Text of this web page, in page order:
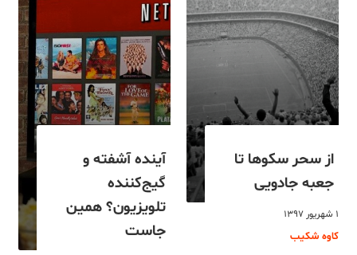
از سحر سکوها تا
جعبه جادویی
۱ شهریور ۱۳۹۷
کاوه شکیب
آینده آشفته و
گیج‌کننده
تلویزیون؟ همین
جاست